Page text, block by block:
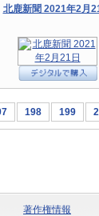
北鹿新聞 2021年2月
198 199
著作権情報